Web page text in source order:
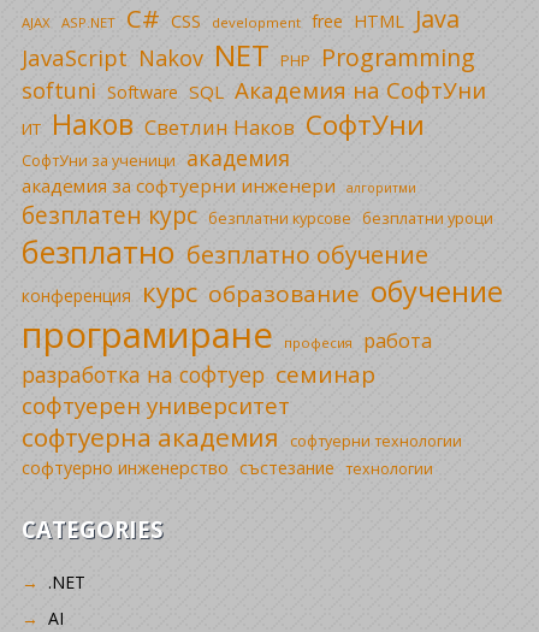
AJAX ASP.NET C# CSS development free HTML Java
JavaScript Nakov NET PHP Programming
softuni Software SQL Академия на СофтУни
ИТ Наков Светлин Наков СофтУни
СофтУни за ученици академия
академия за софтуерни инженери алгоритми
безплатен курс безплатни курсове безплатни уроци
безплатно безплатно обучение
конференция курс образование обучение
програмиране професия работа
разработка на софтуер семинар
софтуерен университет
софтуерна академия софтуерни технологии
софтуерно инженерство състезание технологии
CATEGORIES
.NET
AI